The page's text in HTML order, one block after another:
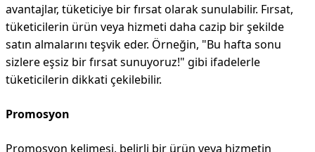
avantajlar, tüketiciye bir fırsat olarak sunulabilir. Fırsat,
tüketicilerin ürün veya hizmeti daha cazip bir şekilde
satın almalarını teşvik eder. Örneğin, "Bu hafta sonu
sizlere eşsiz bir fırsat sunuyoruz!" gibi ifadelerle
tüketicilerin dikkati çekilebilir.
Promosyon
Promosyon kelimesi, belirli bir ürün veya hizmetin